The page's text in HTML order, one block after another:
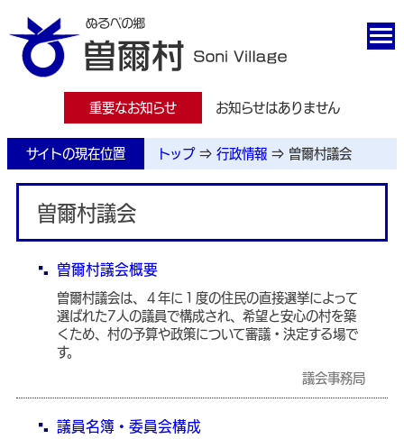
重要なお知らせ お知らせはありません
サイトの現在位置 トップ ⇒ 行政情報 ⇒ 曽爾村議会
曽爾村議会
曽爾村議会概要
曽爾村議会は、４年に１度の住民の直接選挙によって
選ばれた7人の議員で構成され、希望と安心の村を築
くため、村の予算や政策について審議・決定する場で
す。
議会事務局
議員名簿・委員会構成